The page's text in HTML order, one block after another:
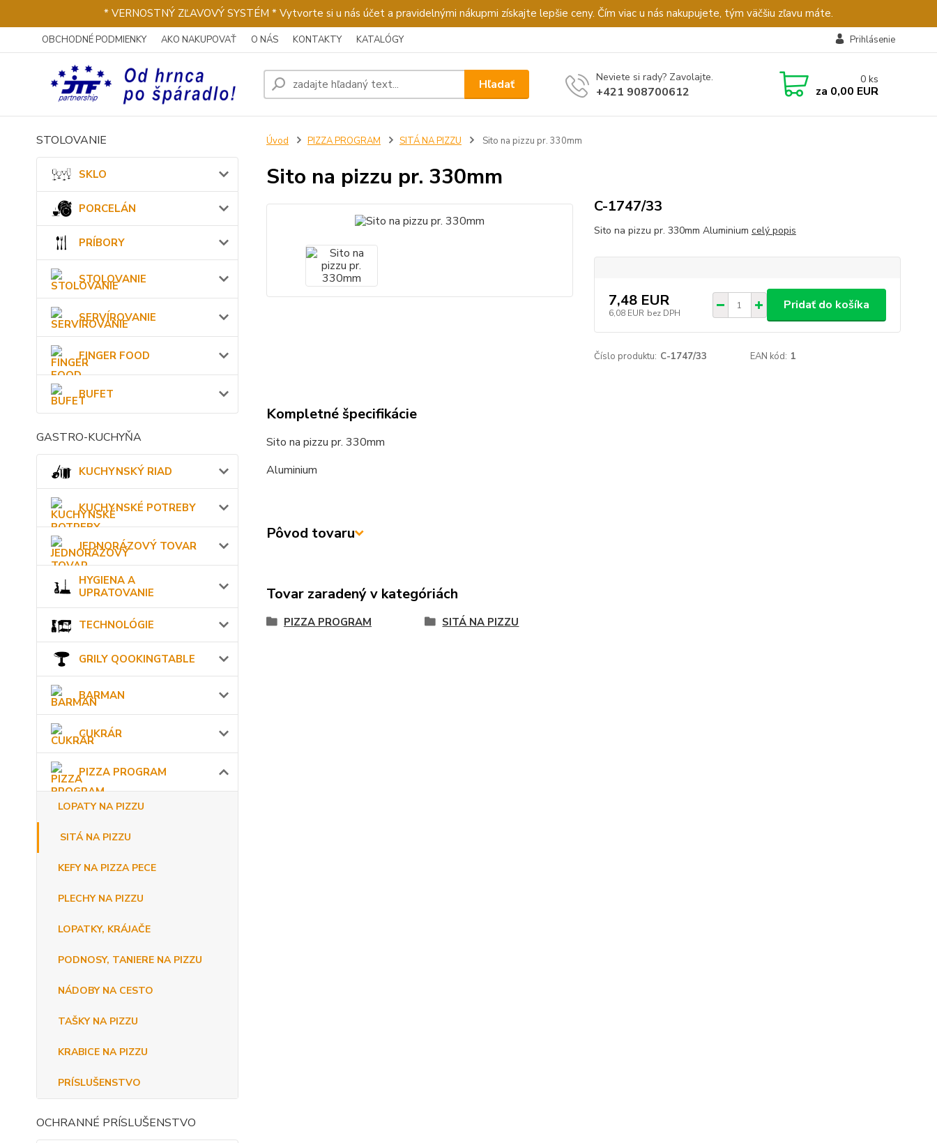
* VERNOSTNÝ ZĽAVOVÝ SYSTÉM * Vytvorte si u nás účet a pravidelnými nákupmi získajte lepšie ceny. Čím viac u nás nakupujete, tým väčšiu zľavu máte.
OBCHODNÉ PODMIENKY AKO NAKUPOVAŤ O NÁS KONTAKTY KATALÓGY Prihlásenie
Hľadať Neviete si rady? Zavolajte.
+421 908700612
0 ks
za 0,00 EUR
STOLOVANIE
SKLO
PORCELÁN
PRÍBORY
STOLOVANIE
SERVÍROVANIE
FINGER FOOD
BUFET
GASTRO-KUCHYŇA
KUCHYNSKÝ RIAD
KUCHYNSKÉ POTREBY
JEDNORÁZOVÝ TOVAR
HYGIENA A
UPRATOVANIE
TECHNOLÓGIE
GRILY QOOKINGTABLE
BARMAN
CUKRÁR
PIZZA PROGRAM
LOPATY NA PIZZU
SITÁ NA PIZZU
KEFY NA PIZZA PECE
PLECHY NA PIZZU
LOPATKY, KRÁJAČE
PODNOSY, TANIERE NA PIZZU
NÁDOBY NA CESTO
TAŠKY NA PIZZU
KRABICE NA PIZZU
PRÍSLUŠENSTVO
OCHRANNÉ PRÍSLUŠENSTVO
Úvod PIZZA PROGRAM SITÁ NA PIZZU Sito na pizzu pr. 330mm
Sito na pizzu pr. 330mm
C-1747/33
Sito na pizzu pr. 330mm Aluminium celý popis
7,48 EUR
6,08 EUR bez DPH
Pridať do košíka
Číslo produktu: C-1747/33 EAN kód: 1
Kompletné špecifikácie
Sito na pizzu pr. 330mm
Aluminium
Pôvod tovaru
Tovar zaradený v kategóriách
PIZZA PROGRAM SITÁ NA PIZZU